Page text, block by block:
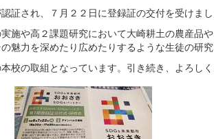
証され、７月２２日に登録証の交付を受けま
施や高２課題研究において大崎耕土の農産品
魅力を深めたり広めたりするような生徒の研
校の取組となっています。引き続き、よろしく